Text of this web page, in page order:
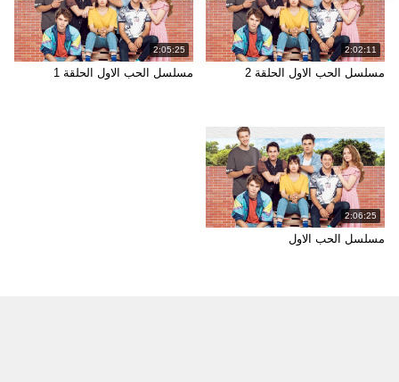
2:02:11
مسلسل الحب الاول الحلقة 2
2:05:25
مسلسل الحب الاول الحلقة 1
2:06:25
مسلسل الحب الاول